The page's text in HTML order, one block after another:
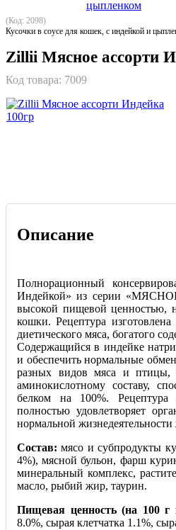
(Код: 2098)
Кусочки в соусе для кошек, с индейкой и
Zillii Мясное ассорти
Код товара: 7009
Описание
Полнорационный
Индейкой» из серии
высокой пищевой ценностью,
кошки. Рецептура
диетического мяса, богатого
Содержащийся в индейке
и обеспечить нормальные
разных видов мяса и птицы,
аминокислотному составу,
белком на 100%.
полностью удовлетворяет
нормальной
Состав: мясо и субпродукты
4%), мясной бульон, фарш
минеральный комплекс,
масло, рыбий жир, таурин.
Пищевая ценность (на 100 г
8.0%, сырая клетчатка 1.1%,